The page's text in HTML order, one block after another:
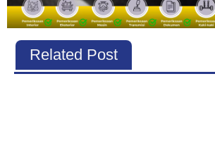
Related Post